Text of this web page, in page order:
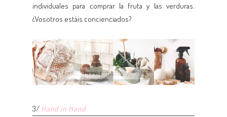
individuales para comprar la fruta y las verduras.
¿Vosotros estáis concienciados?
3/ Hand in Hand